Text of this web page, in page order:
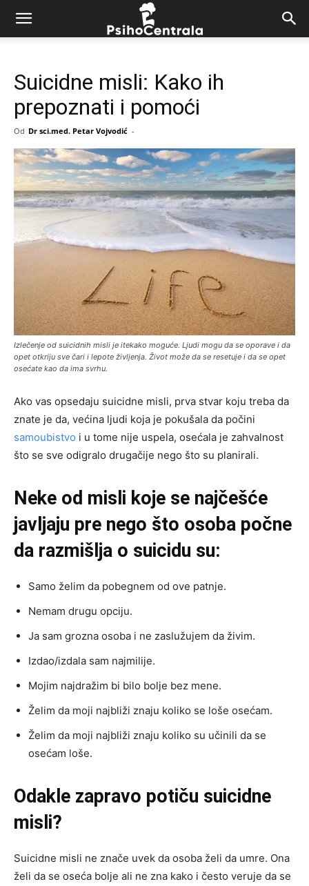
Suicidne misli: Kako ih
prepoznati i pomoći
Od Dr sci.med. Petar Vojvodić -
Izlečenje od suicidnih misli je itekako moguće. Ljudi mogu da se oporave i da
opet otkriju sve čari i lepote življenja. Život može da se resetuje i da se opet
osećate kao da ima svrhu.
Ako vas opsedaju suicidne misli, prva stvar koju treba da
znate je da, većina ljudi koja je pokušala da počini
samoubistvo i u tome nije uspela, osećala je zahvalnost
što se sve odigralo drugačije nego što su planirali.
Neke od misli koje se najčešće
javljaju pre nego što osoba počne
da razmišlja o suicidu su:
Samo želim da pobegnem od ove patnje.
Nemam drugu opciju.
Ja sam grozna osoba i ne zaslužujem da živim.
Izdao/izdala sam najmilije.
Mojim najdražim bi bilo bolje bez mene.
Želim da moji najbliži znaju koliko se loše osećam.
Želim da moji najbliži znaju koliko su učinili da se
osećam loše.
Odakle zapravo potiču suicidne
misli?
Suicidne misli ne znače uvek da osoba želi da umre. Ona
želi da se oseća bolje ali ne zna kako i često veruje da se